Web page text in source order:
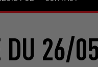
DU 26/